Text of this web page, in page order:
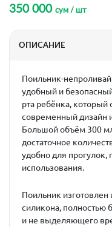
350 000 сум / шт
ОПИСАНИЕ
Поильник-
удобный и
рта ребёнка, который
современный дизайн
Большой объём 300
достаточное
удобно для
использования.
Поильник изготовлен
силикона, полностью
и не выделяющего